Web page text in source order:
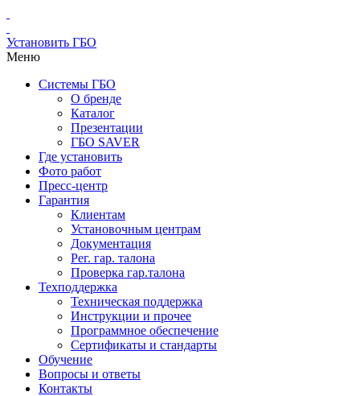
Установить ГБО
Меню
Системы ГБО
О бренде
Каталог
Презентации
ГБО SAVER
Где установить
Фото работ
Пресс-центр
Гарантия
Клиентам
Установочным центрам
Документация
Рег. гар. талона
Проверка гар.талона
Техподдержка
Техническая поддержка
Инструкции и прочее
Программное обеспечение
Сертификаты и стандарты
Обучение
Вопросы и ответы
Контакты